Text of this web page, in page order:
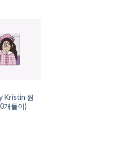
Add to
Wishlist
Kristin 원
개들이)